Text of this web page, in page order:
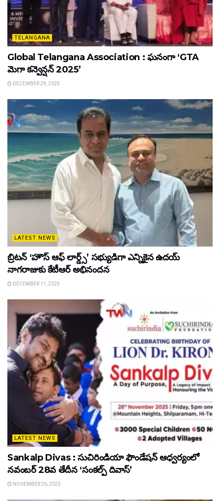
TELANGANA
Global Telangana Association : ఘనంగా ‘GTA
మెగా కన్వెన్షన్ 2025’
DECEMBER 29, 2025
LATEST NEWS
బ్రిటన్ ‘హౌస్ ఆఫ్ లార్డ్స్’ సభ్యుడిగా ఎన్నికైన ఉదయ్
నాగరాజుకు కేటీఆర్ అభినందన
DECEMBER 11, 2025
LATEST NEWS
Sankalp Divas : సుచిరిండియా ఫౌండేషన్ ఆధ్వర్యంలో
నవంబర్ 28వ తేదీన ‘సంకల్ప్ దివాస్’
NOVEMBER 26, 2025